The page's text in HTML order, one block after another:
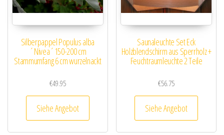
Silberpappel Populus alba
´Nivea´150-200 cm
Stammumfang 6 cm wurzelnackt
€49.95
Siehe Angebot
Saunaleuchte Set Eck
Holzblendschirm aus Sperrholz +
Feuchtraumleuchte 2 Teile
€56.75
Siehe Angebot